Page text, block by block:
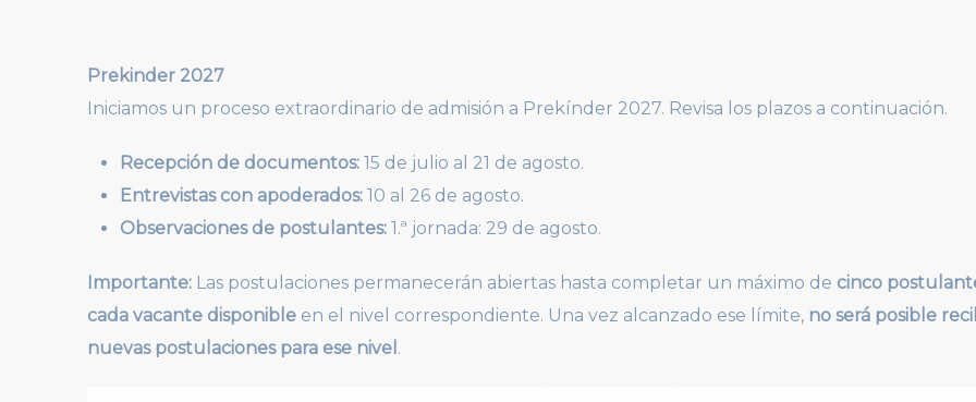
Prekinder 2027
Iniciamos un proceso extraordinario de admisión a Prekínder 2027. Revisa los plazos a continuación.
Recepción de documentos: 15 de julio al 21 de agosto.
Entrevistas con apoderados: 10 al 26 de agosto.
Observaciones de postulantes: 1.ª jornada: 29 de agosto.
Importante: Las postulaciones permanecerán abiertas hasta completar un máximo de cinco
cada vacante disponible en el nivel correspondiente. Una vez alcanzado ese límite, no será posible
nuevas postulaciones para ese nivel .